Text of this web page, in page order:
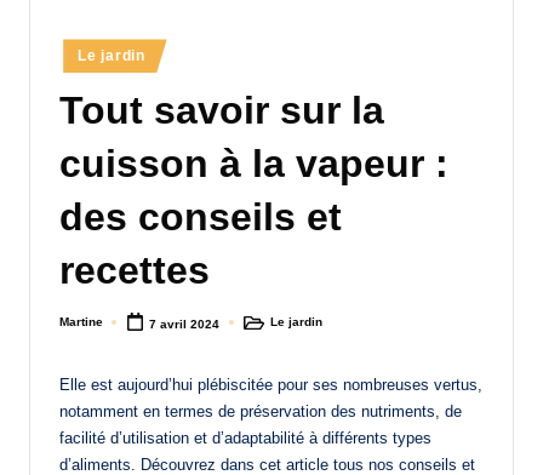
Posted
in
Le jardin
Tout savoir sur la
cuisson à la vapeur :
des conseils et
recettes
Posted
Martine 7 avril 2024
PostedLe jardin
Elle est aujourd’hui plébiscitée pour ses nombreuses vertus,
notamment en termes de préservation des nutriments, de
facilité d’utilisation et d’adaptabilité à différents types
d’aliments. Découvrez dans cet article tous nos conseils et